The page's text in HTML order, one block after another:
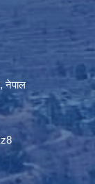
नेपाल